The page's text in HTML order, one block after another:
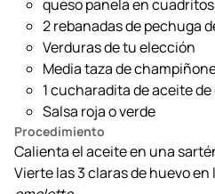
Foto: Pinterest
Ingredientes
3 claras de huevo
queso panela en cuadritos
2 rebanadas de pechuga
Verduras de tu elección
Media taza de
1 cucharadita de aceite de